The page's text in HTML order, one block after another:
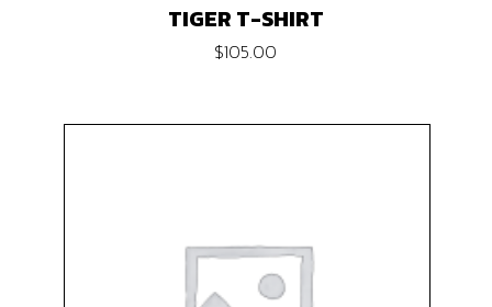
TIGER T-SHIRT
$105.00